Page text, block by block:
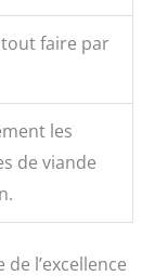
faire par
les
de viande
l’excellence